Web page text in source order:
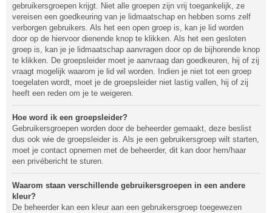
gebruikersgroepen krijgt. Niet alle groepen zijn vrij toegankelijk, ze
vereisen een goedkeuring van je lidmaatschap en hebben soms zelf
verborgen gebruikers. Als het een open groep is, kan je lid worden
door op de hiervoor dienende knop te klikken. Als het een gesloten
groep is, kan je je lidmaatschap aanvragen door op de bijhorende knop
te klikken. De groepsleider moet je aanvraag dan goedkeuren, hij of zij
vraagt mogelijk waarom je lid wil worden. Indien je niet tot een groep
toegelaten wordt, moet je de groepsleider niet lastig vallen, hij of zij
heeft een reden om je te weigeren.
Hoe word ik een groepsleider?
Gebruikersgroepen worden door de beheerder gemaakt, deze beslist
dus ook wie de groepsleider is. Als je een gebruikersgroep wilt starten,
moet je contact opnemen met de beheerder, dit kan door hem/haar
een privébericht te sturen.
Waarom staan verschillende gebruikersgroepen in een andere
kleur?
De beheerder kan een kleur aan een gebruikersgroep toegewezen